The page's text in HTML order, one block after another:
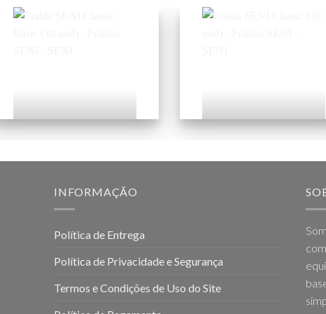
INFORMAÇÃO
Política de Entrega
Política de Privacidade e Segurança
Termos e Condições de Uso do Site